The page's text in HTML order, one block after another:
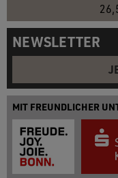
NEWSLETTER
MIT FREUNDLICHER